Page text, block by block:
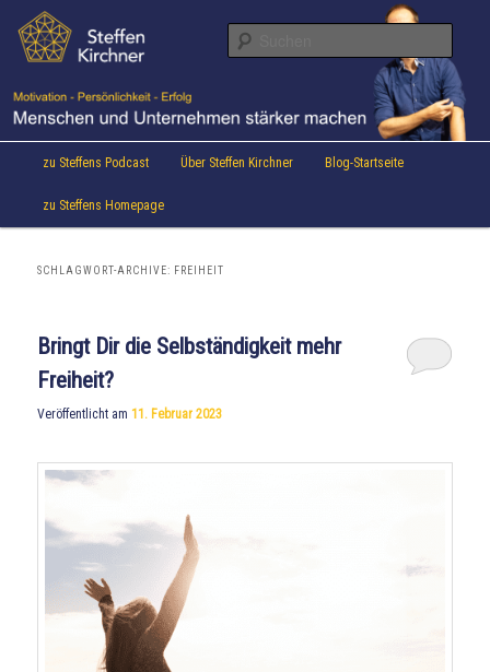
Inhalt
wechseln
sekundären
Inhalt
Steffen Kirchner Blog
Aktuelles von Speaker & Motivationstrainer Steffen Kirchner
Hauptmenü
zu Steffens Podcast Über Steffen Kirchner Blog-Startseite
zu Steffens Homepage
SCHLAGWORT-ARCHIVE: FREIHEIT
Bringt Dir die Selbständigkeit mehr
Freiheit?
Veröffentlicht am11. Februar 2023